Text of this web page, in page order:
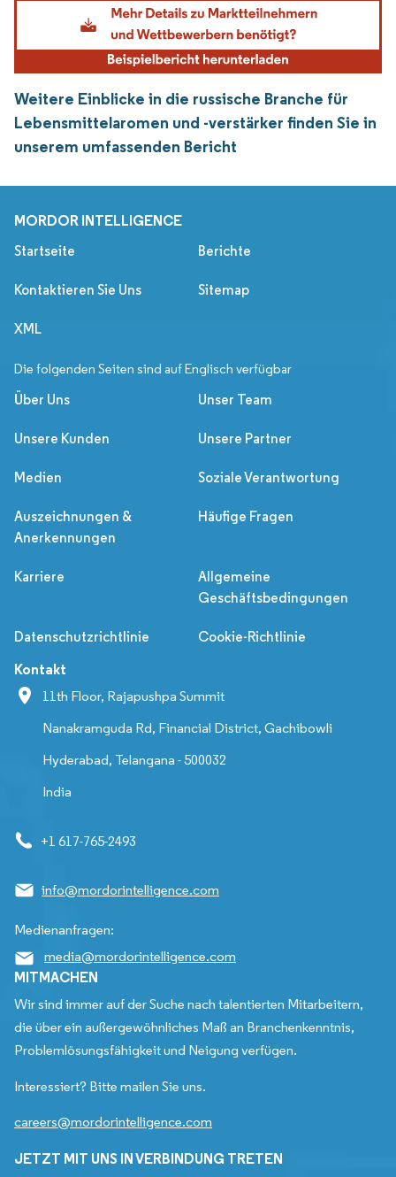
Weitere Einblicke in die russische Branche für
Lebensmittelaromen und -verstärker finden Sie in
unserem umfassenden Bericht
MORDOR INTELLIGENCE
Startseite Berichte
Kontaktieren Sie Uns Sitemap
XML
Die folgenden Seiten sind auf Englisch verfügbar
Über Uns Unser Team
Unsere Kunden Unsere Partner
Medien Soziale Verantwortung
Auszeichnungen &
Anerkennungen
Häufige Fragen
Karriere
Allgemeine
Geschäftsbedingungen
Datenschutzrichtlinie Cookie-Richtlinie
Kontakt
11th Floor, Rajapushpa Summit
Nanakramguda Rd, Financial District, Gachibowli
Hyderabad, Telangana - 500032
India
+1 617-765-2493
info@mordorintelligence.com
Medienanfragen:
media@mordorintelligence.com
MITMACHEN
Wir sind immer auf der Suche nach talentierten Mitarbeitern,
die über ein außergewöhnliches Maß an Branchenkenntnis,
Problemlösungsfähigkeit und Neigung verfügen.
Interessiert? Bitte mailen Sie uns.
careers@mordorintelligence.com
JETZT MIT UNS IN VERBINDUNG TRETEN